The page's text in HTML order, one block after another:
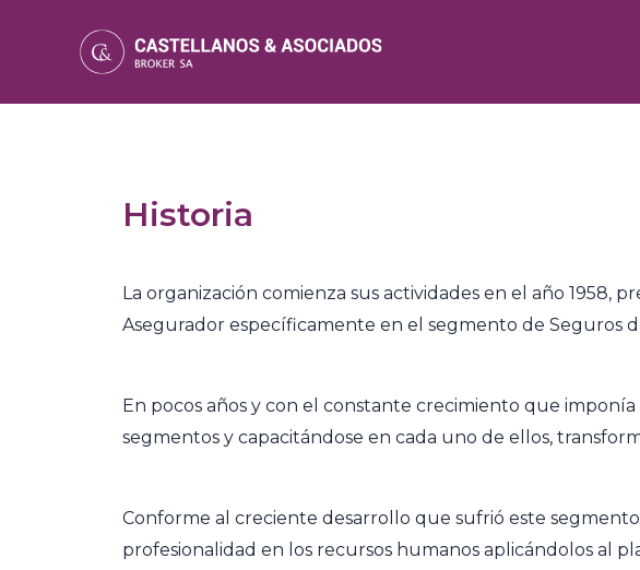
Historia
La organización comienza sus actividades en el año 1958,
Asegurador específicamente en el segmento de Seguros
En pocos años y con el constante crecimiento que
segmentos y capacitándose en cada uno de ellos,
Conforme al creciente desarrollo que sufrió este
profesionalidad en los recursos humanos aplicándolos al